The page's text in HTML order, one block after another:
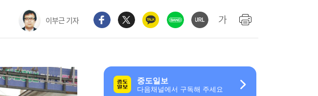
이부근 기자